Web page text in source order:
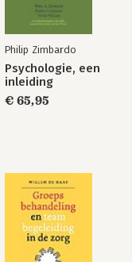
Philip Zimbardo
Psychologie, een
inleiding
€ 65,95